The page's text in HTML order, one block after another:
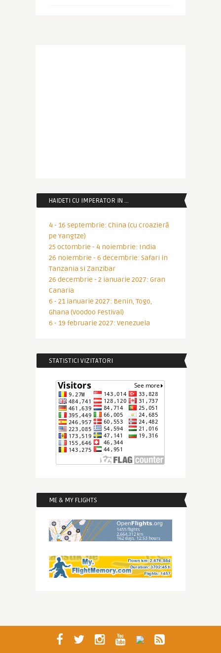
HAIDETI CU IMPERATOR IN …
4 - 16 septembrie: China (cu croazieră
pe Yangtze)
25 octombrie - 4 noiembrie: India
26 noiembrie - 6 decembrie: Safari in
Tanzania si Zanzibar
26 decembrie - 2 ianuarie 2027: Gran
Canaria
6 - 21 ianuarie 2027: Benin, Togo,
Ghana (Voodoo Festival)
6 - 19 februarie 2027: Venezuela
STATISTICI VIZITATORI
ME & MY FLIGHTS